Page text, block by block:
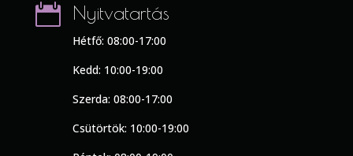
 Nyitvatartás
Hétfő: 08:00-17:00
Kedd: 10:00-19:00
Szerda: 08:00-17:00
Csütörtök: 10:00-19:00